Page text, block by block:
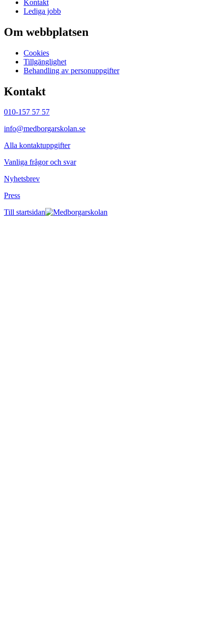
Kontakt
Lediga jobb
Om webbplatsen
Cookies
Tillgänglighet
Behandling av personuppgifter
Kontakt
010-157 57 57
info@medborgarskolan.se
Alla kontaktuppgifter
Vanliga frågor och svar
Nyhetsbrev
Press
Till startsidan